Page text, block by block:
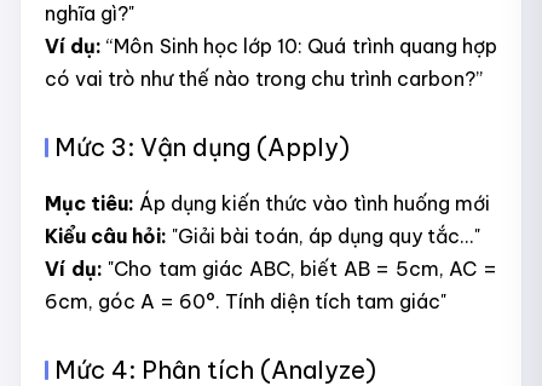
nghĩa gì?"
Ví dụ:“Môn Sinh học lớp 10: Quá trình quang hợp
có vai trò như thế nào trong chu trình carbon?”
Mức 3: Vận dụng (Apply)
Mục tiêu: Áp dụng kiến thức vào tình huống mới
Kiểu câu hỏi: "Giải bài toán, áp dụng quy tắc..."
Ví dụ: "Cho tam giác ABC, biết AB = 5cm, AC =
6cm, góc A = 60°. Tính diện tích tam giác"
Mức 4: Phân tích (Analyze)